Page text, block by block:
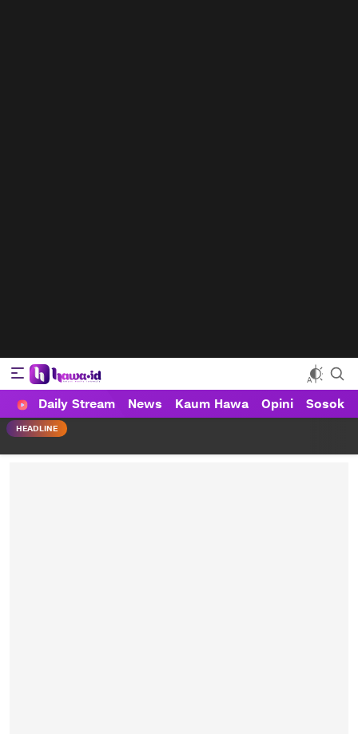
HAWA
Haluan Wanita Indonesia
Daily Stream News Kaum Hawa Opini Sosok
HEADLINE